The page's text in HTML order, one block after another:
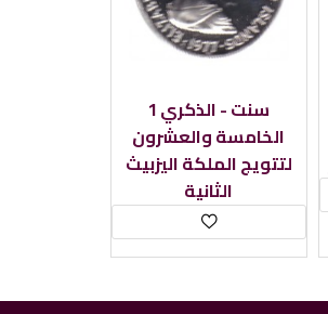
1 سنت - الذكري
الخامسة والعشرون
لتتويج الملكة اليزبيث
الثانية